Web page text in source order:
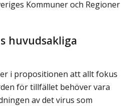
Kommuner och Regioner
huvudsakliga
i propositionen att allt fokus
för tillfället behöver vara
av det virus som